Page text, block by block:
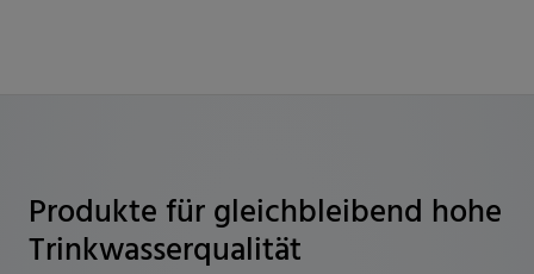
Produkte für gleichbleibend hohe
Trinkwasserqualität